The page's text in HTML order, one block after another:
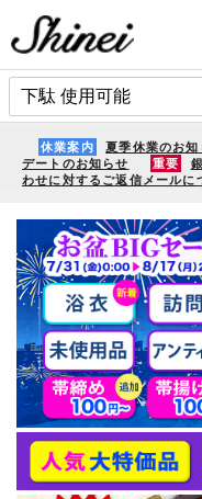
休業案内 夏季休業のお
デートのお知らせ
重要
わせに対するご返信メールに